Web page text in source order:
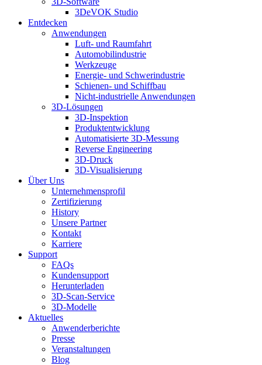
3DeVOK Studio
Entdecken
Anwendungen
Luft- und Raumfahrt
Automobilindustrie
Werkzeuge
Energie- und Schwerindustrie
Schienen- und Schiffbau
Nicht-industrielle Anwendungen
3D-Lösungen
3D-Inspektion
Produktentwicklung
Automatisierte 3D-Messung
Reverse Engineering
3D-Druck
3D-Visualisierung
Über Uns
Unternehmensprofil
Zertifizierung
History
Unsere Partner
Kontakt
Karriere
Support
FAQs
Kundensupport
Herunterladen
3D-Scan-Service
3D-Modelle
Aktuelles
Anwenderberichte
Presse
Veranstaltungen
Blog